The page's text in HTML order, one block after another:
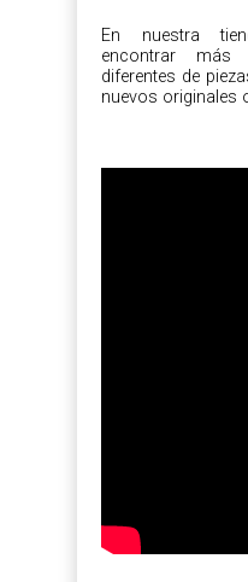
En nuestra
encontrar
diferentes de
nuevos originales